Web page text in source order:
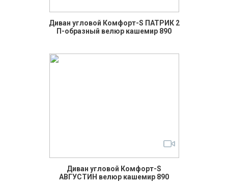
Диван угловой Комфорт-S ПАТРИК 2
П-образный велюр кашемир 890
Диван угловой Комфорт-S
АВГУСТИН велюр кашемир 890